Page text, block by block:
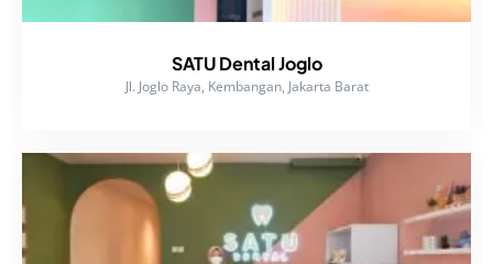
SATU Dental Joglo
Jl. Joglo Raya, Kembangan, Jakarta Barat